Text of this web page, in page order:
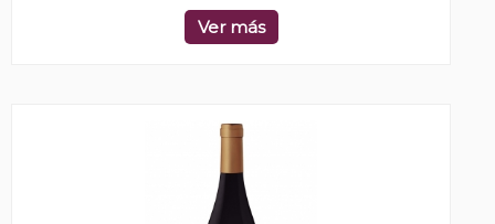
Ver más